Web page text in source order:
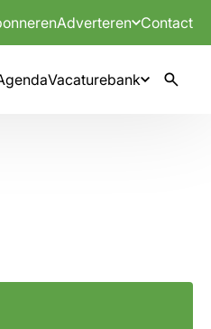
Adverteren Contact
Vacaturebank